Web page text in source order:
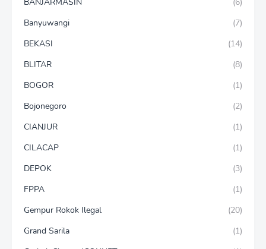
Banyuwangi
(7)
BEKASI
(14)
BLITAR
(8)
BOGOR
(1)
Bojonegoro
(2)
CIANJUR
(1)
CILACAP
(1)
DEPOK
(3)
FPPA
(1)
Gempur Rokok Ilegal
(20)
Grand Sarila
(1)